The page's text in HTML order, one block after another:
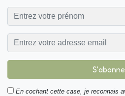
En cochant cette case, je reconnais